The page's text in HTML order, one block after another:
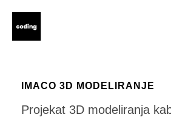
IMACO 3D MODELIRANJE
Projekat 3D modeliranja